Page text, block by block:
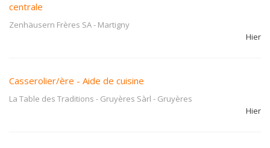
centrale
Zenhäusern Frères SA- Martigny
Hier
Casserolier/ère - Aide de cuisine
La Table des Traditions - Gruyères Sàrl - Gruyères
Hier